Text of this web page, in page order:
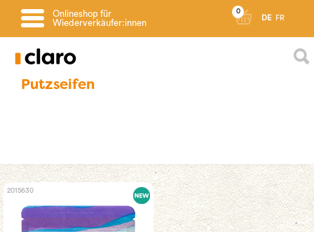
DE FR
0
Onlineshop für
Wiederverkäufer:innen
Putzseifen
2015630